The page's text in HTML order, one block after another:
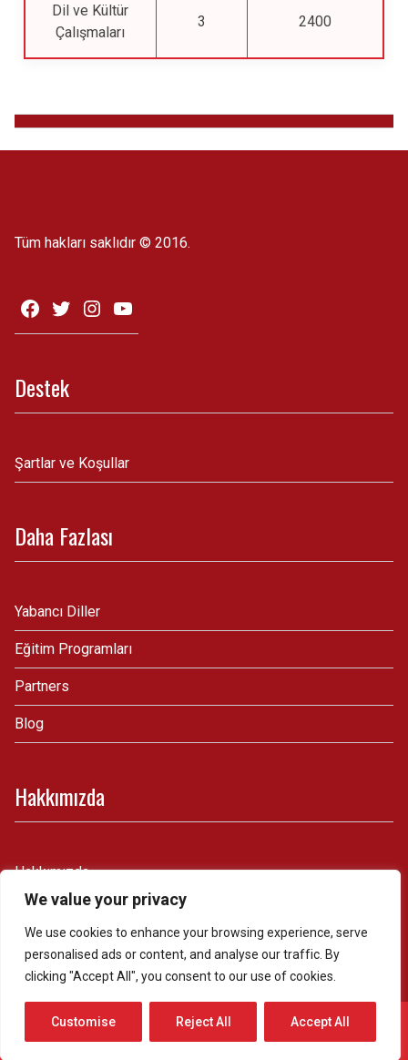
We value your privacy
We use cookies to enhance your browsing experience, serve
personalised ads or content, and analyse our traffic. By
clicking "Accept All", you consent to our use of cookies.
Customise Reject All Accept All
Dil ve Kültür
Çalışmaları
3 2400
Tüm hakları saklıdır © 2016.
Destek
Şartlar ve Koşullar
Daha Fazlası
Yabancı Diller
Eğitim Programları
Partners
Blog
Hakkımızda
Hakkımızda
İletişim
Powered byWordPress. Theme: Royal by Webulous Themes
ÜCRETSİZ BİLGİ ALIN
Whatsapp & Telefon
p